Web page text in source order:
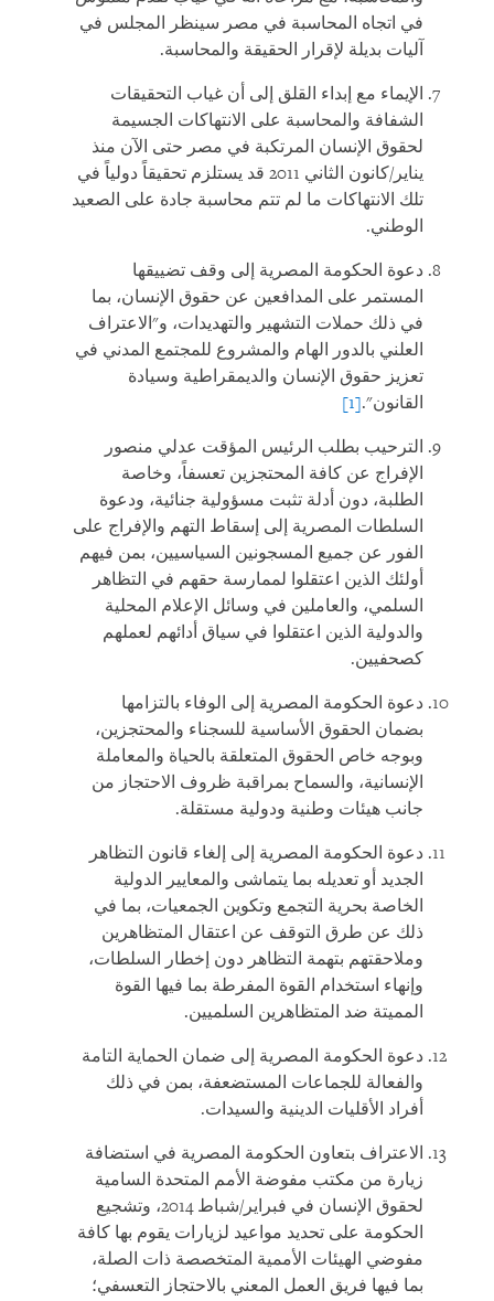
في اتجاه المحاسبة في مصر سينظر المجلس في
آليات بديلة لإقرار الحقيقة والمحاسبة.
الإيماء مع إبداء القلق إلى أن غياب التحقيقات
الشفافة والمحاسبة على الانتهاكات الجسيمة
لحقوق الإنسان المرتكبة في مصر حتى الآن منذ
يناير/كانون الثاني 2011 قد يستلزم تحقيقاً دولياً في
تلك الانتهاكات ما لم تتم محاسبة جادة على الصعيد
الوطني.
دعوة الحكومة المصرية إلى وقف تضييقها
المستمر على المدافعين عن حقوق الإنسان، بما
في ذلك حملات التشهير والتهديدات، و"الاعتراف
العلني بالدور الهام والمشروع للمجتمع المدني في
تعزيز حقوق الإنسان والديمقراطية وسيادة
القانون".[1]
الترحيب بطلب الرئيس المؤقت عدلي منصور
الإفراج عن كافة المحتجزين تعسفاً، وخاصة
الطلبة، دون أدلة تثبت مسؤولية جنائية، ودعوة
السلطات المصرية إلى إسقاط التهم والإفراج على
الفور عن جميع المسجونين السياسيين، بمن فيهم
أولئك الذين اعتقلوا لممارسة حقهم في التظاهر
السلمي، والعاملين في وسائل الإعلام المحلية
والدولية الذين اعتقلوا في سياق أدائهم لعملهم
كصحفيين.
دعوة الحكومة المصرية إلى الوفاء بالتزامها
بضمان الحقوق الأساسية للسجناء والمحتجزين،
وبوجه خاص الحقوق المتعلقة بالحياة والمعاملة
الإنسانية، والسماح بمراقبة ظروف الاحتجاز من
جانب هيئات وطنية ودولية مستقلة.
دعوة الحكومة المصرية إلى إلغاء قانون التظاهر
الجديد أو تعديله بما يتماشى والمعايير الدولية
الخاصة بحرية التجمع وتكوين الجمعيات، بما في
ذلك عن طرق التوقف عن اعتقال المتظاهرين
وملاحقتهم بتهمة التظاهر دون إخطار السلطات،
وإنهاء استخدام القوة المفرطة بما فيها القوة
المميتة ضد المتظاهرين السلميين.
دعوة الحكومة المصرية إلى ضمان الحماية التامة
والفعالة للجماعات المستضعفة، بمن في ذلك
أفراد الأقليات الدينية والسيدات.
الاعتراف بتعاون الحكومة المصرية في استضافة
زيارة من مكتب مفوضة الأمم المتحدة السامية
لحقوق الإنسان في فبراير/شباط 2014، وتشجيع
الحكومة على تحديد مواعيد لزيارات يقوم بها كافة
مفوضي الهيئات الأممية المتخصصة ذات الصلة،
بما فيها فريق العمل المعني بالاحتجاز التعسفي؛